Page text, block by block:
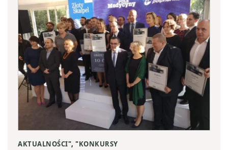
AKTUALNOŚCI", "KONKURSY